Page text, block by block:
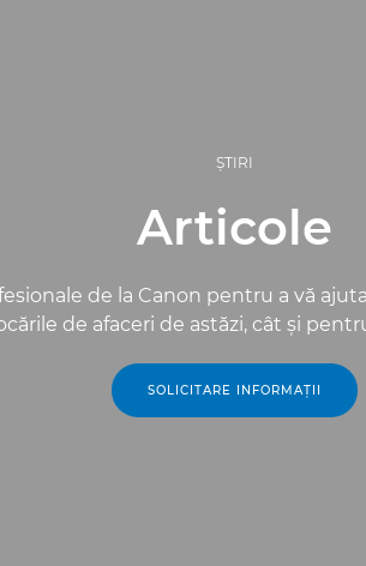
ŞTIRI
Articole
de la Canon pentru a vă
de afaceri de astăzi, cât şi
SOLICITARE INFORMAŢII